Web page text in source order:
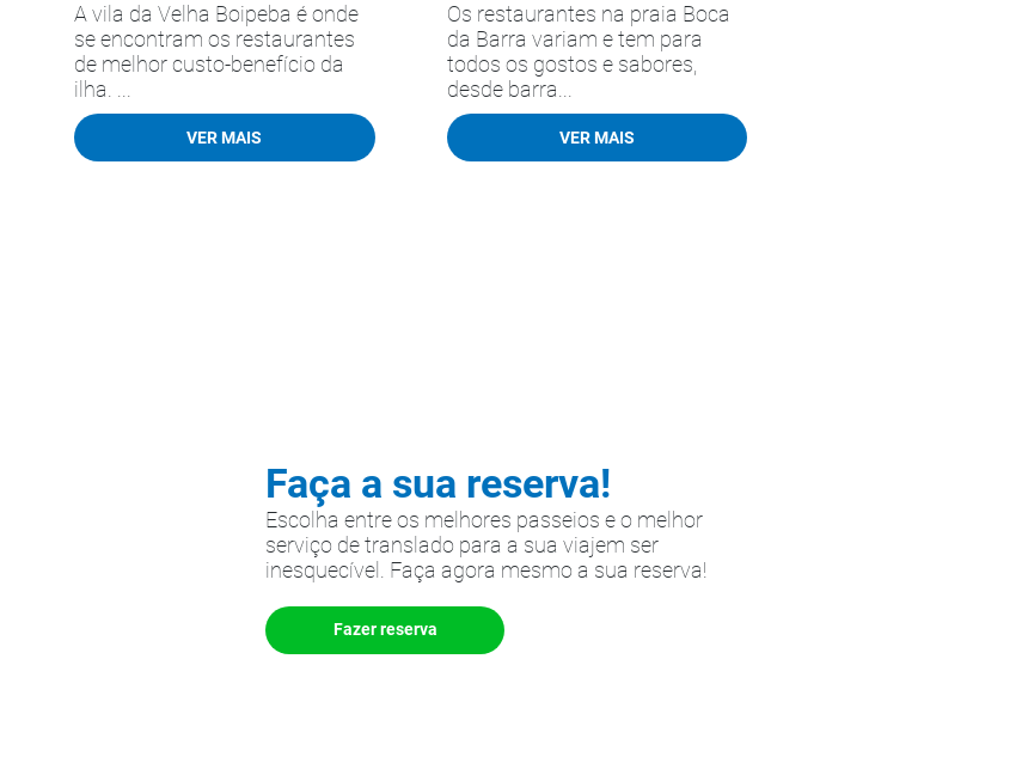
A vila da Velha Boipeba é onde
se encontram os restaurantes
de melhor custo-benefício da
ilha. ...
VER MAIS
Os restaurantes na praia Boca
da Barra variam e tem para
todos os gostos e sabores,
desde barra...
VER MAIS
Faça a sua reserva!
Escolha entre os melhores passeios e o melhor
serviço de translado para a sua viajem ser
inesquecível. Faça agora mesmo a sua reserva!
Fazer reserva